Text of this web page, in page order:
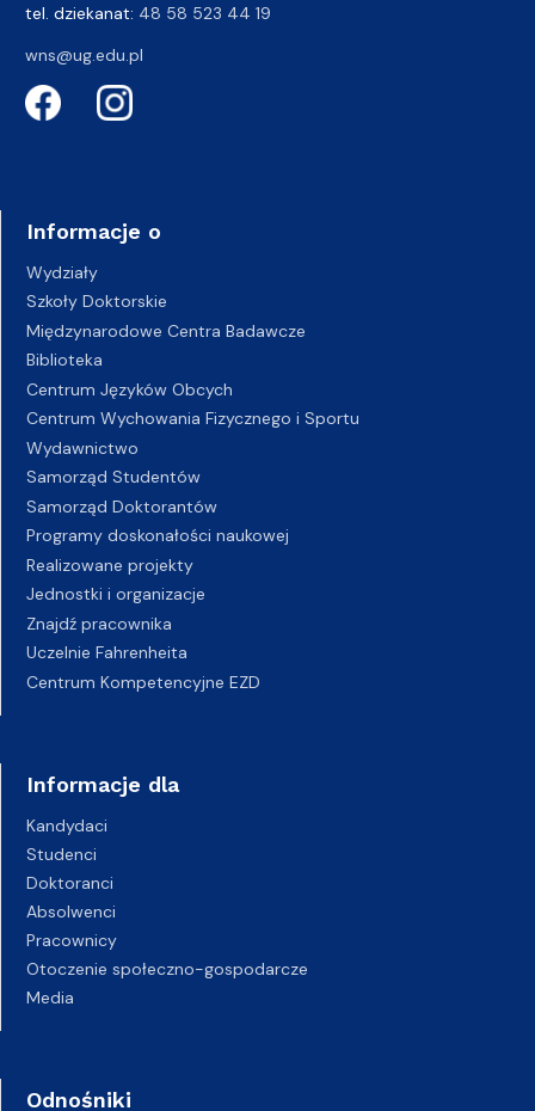
tel. dziekanat: 48 58 523 44 19
wns@ug.edu.pl
Informacje o
Wydziały
Szkoły Doktorskie
Międzynarodowe Centra Badawcze
Biblioteka
Centrum Języków Obcych
Centrum Wychowania Fizycznego i Sportu
Wydawnictwo
Samorząd Studentów
Samorząd Doktorantów
Programy doskonałości naukowej
Realizowane projekty
Jednostki i organizacje
Znajdź pracownika
Uczelnie Fahrenheita
Centrum Kompetencyjne EZD
Informacje dla
Kandydaci
Studenci
Doktoranci
Absolwenci
Pracownicy
Otoczenie społeczno-gospodarcze
Media
Odnośniki